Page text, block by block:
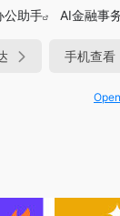
公助手 AI金融事
手机查看
OpenIAPI，一